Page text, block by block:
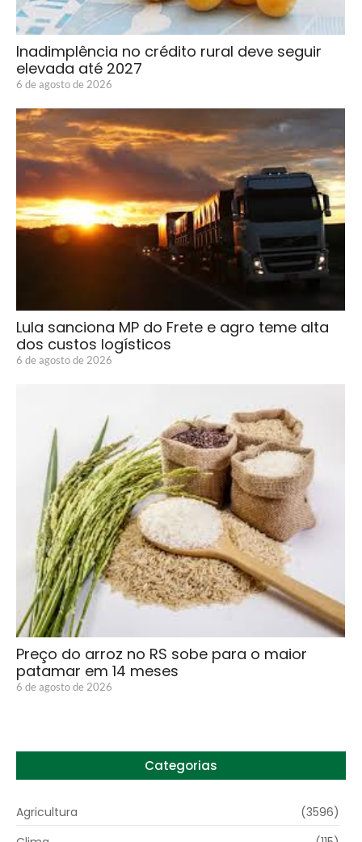
Inadimplência no crédito rural deve seguir
elevada até 2027
6 de agosto de 2026
Lula sanciona MP do Frete e agro teme alta
dos custos logísticos
6 de agosto de 2026
Preço do arroz no RS sobe para o maior
patamar em 14 meses
6 de agosto de 2026
Categorias
Agricultura
(3596)